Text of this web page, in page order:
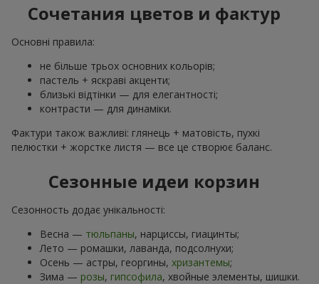
Сочетания цветов и фактур
Основні правила:
не більше трьох основних кольорів;
пастель + яскраві акценти;
близькі відтінки — для елегантності;
контрасти — для динаміки.
Фактури також важливі: глянець + матовість, пухкі
пелюстки + жорстке листя — все це створює баланс.
Сезонные идеи корзин
Сезонность додає унікальності:
Весна — тюльпаны, нарциссы, гиацинты;
Лето — ромашки, лаванда, подсолнухи;
Осень — астры, георгины, хризантемы;
Зима — розы, гипсофила, хвойные элементы, шишки.